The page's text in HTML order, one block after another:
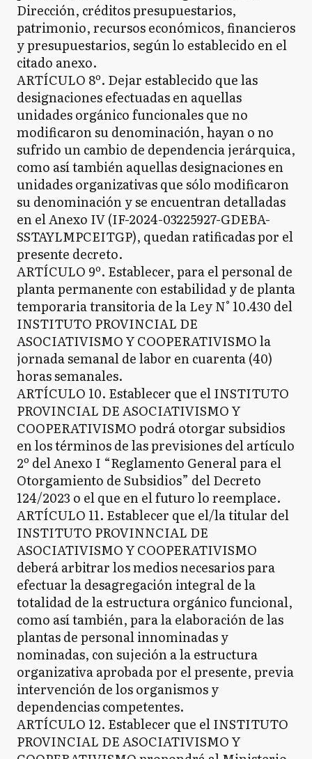
Dirección, créditos presupuestarios,
patrimonio, recursos económicos, financieros
y presupuestarios, según lo establecido en el
citado anexo.
ARTÍCULO 8º. Dejar establecido que las
designaciones efectuadas en aquellas
unidades orgánico funcionales que no
modificaron su denominación, hayan o no
sufrido un cambio de dependencia jerárquica,
como así también aquellas designaciones en
unidades organizativas que sólo modificaron
su denominación y se encuentran detalladas
en el Anexo IV (IF-2024-03225927-GDEBA-
SSTAYLMPCEITGP), quedan ratificadas por el
presente decreto.
ARTÍCULO 9º. Establecer, para el personal de
planta permanente con estabilidad y de planta
temporaria transitoria de la Ley N° 10.430 del
INSTITUTO PROVINCIAL DE
ASOCIATIVISMO Y COOPERATIVISMO la
jornada semanal de labor en cuarenta (40)
horas semanales.
ARTÍCULO 10. Establecer que el INSTITUTO
PROVINCIAL DE ASOCIATIVISMO Y
COOPERATIVISMO podrá otorgar subsidios
en los términos de las previsiones del artículo
2º del Anexo I “Reglamento General para el
Otorgamiento de Subsidios” del Decreto
124/2023 o el que en el futuro lo reemplace.
ARTÍCULO 11. Establecer que el/la titular del
INSTITUTO PROVINNCIAL DE
ASOCIATIVISMO Y COOPERATIVISMO
deberá arbitrar los medios necesarios para
efectuar la desagregación integral de la
totalidad de la estructura orgánico funcional,
como así también, para la elaboración de las
plantas de personal innominadas y
nominadas, con sujeción a la estructura
organizativa aprobada por el presente, previa
intervención de los organismos y
dependencias competentes.
ARTÍCULO 12. Establecer que el INSTITUTO
PROVINCIAL DE ASOCIATIVISMO Y